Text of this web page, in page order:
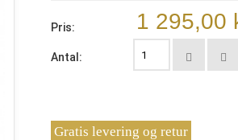
Pris: 1 295,00
Antal:
Gratis levering og retur